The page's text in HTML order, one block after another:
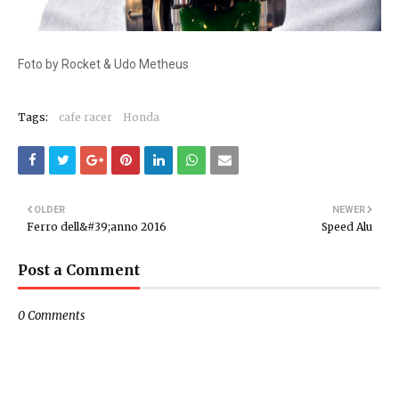
Foto by Rocket & Udo Metheus
Tags: cafe racer Honda
NEWER
Speed Alu
OLDER
Ferro dell&#39;anno 2016
Post a Comment
0 Comments